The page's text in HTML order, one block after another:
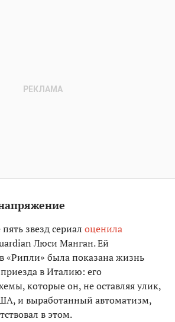
звезд сериал оценила
Люси Манган. Ей
«Рипли» была показана жизнь
приезда в Италию: его
которые он, не оставляя улик,
и выработанный автоматизм,
в этом.